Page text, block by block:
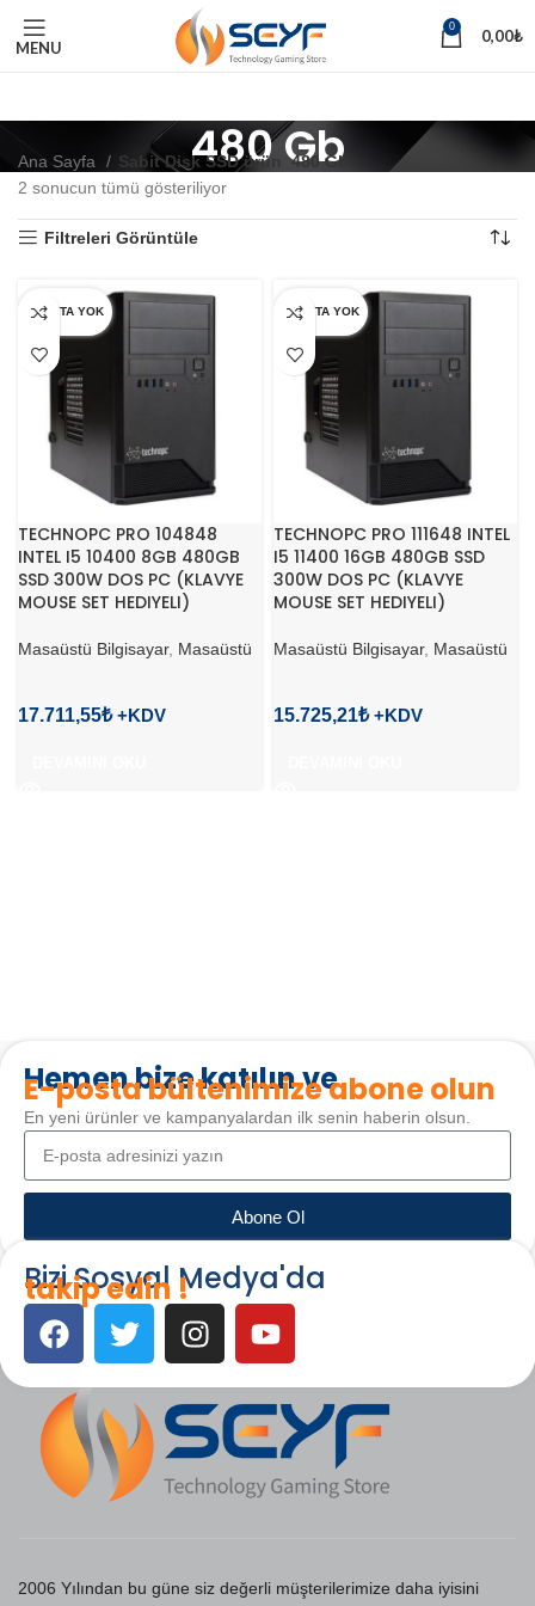
MENU
0 0,00₺
480 Gb
Ana Sayfa Sabit Disk SSD ürün
480 Gb
2 sonucun tümü gösteriliyor
Filtreleri Görüntüle
STOKTA YOK
TECHNOPC PRO 104848
INTEL I5 10400 8GB 480GB
SSD 300W DOS PC (KLAVYE
MOUSE SET HEDIYELI)
Masaüstü Bilgisayar, Masaüstü
17.711,55₺
STOKTA YOK
TECHNOPC PRO 111648 INTEL
I5 11400 16GB 480GB SSD
300W DOS PC (KLAVYE
MOUSE SET HEDIYELI)
Masaüstü Bilgisayar, Masaüstü
15.725,21₺
Hemen bize katılın ve
E-posta bültenimize abone olun
En yeni ürünler ve kampanyalardan ilk senin haberin olsun.
Abone Ol
Bizi Sosyal Medya'da
takip edin !
2006 Yılından bu güne siz değerli müşterilerimize daha iyisini